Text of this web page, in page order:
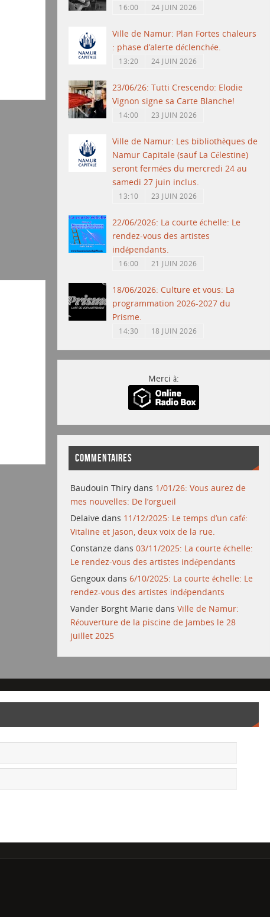
16:00 24 JUIN 2026
Ville de Namur: Plan Fortes chaleurs
: phase d’alerte déclenchée.
13:20 24 JUIN 2026
23/06/26: Tutti Crescendo: Elodie
Vignon signe sa Carte Blanche!
14:00 23 JUIN 2026
Ville de Namur: Les bibliothèques de
Namur Capitale (sauf La Célestine)
seront fermées du mercredi 24 au
samedi 27 juin inclus.
13:10 23 JUIN 2026
22/06/2026: La courte échelle: Le
rendez-vous des artistes
indépendants.
16:00 21 JUIN 2026
18/06/2026: Culture et vous: La
programmation 2026-2027 du
Prisme.
14:30 18 JUIN 2026
Merci à:
COMMENTAIRES
Baudouin Thiry dans 1/01/26: Vous aurez de
mes nouvelles: De l’orgueil
Delaive dans 11/12/2025: Le temps d’un café:
Vitaline et Jason, deux voix de la rue.
Constanze dans03/11/2025: La courte échelle:
Le rendez-vous des artistes indépendants
Gengoux dans6/10/2025: La courte échelle: Le
rendez-vous des artistes indépendants
Vander Borght Marie dansVille de Namur:
Réouverture de la piscine de Jambes le 28
juillet 2025